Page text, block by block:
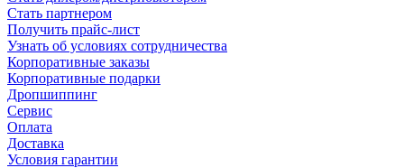
Стать партнером
Получить прайс-лист
Узнать об условиях сотрудничества
Корпоративные заказы
Корпоративные подарки
Дропшиппинг
Сервис
Оплата
Доставка
Условия гарантии